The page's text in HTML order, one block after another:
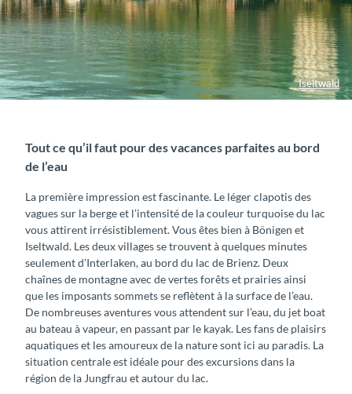
Iseltwald
Tout ce qu’il faut pour des vacances parfaites au bord
de l’eau
La première impression est fascinante. Le léger clapotis des
vagues sur la berge et l’intensité de la couleur turquoise du lac
vous attirent irrésistiblement. Vous êtes bien à Bönigen et
Iseltwald. Les deux villages se trouvent à quelques minutes
seulement d’Interlaken, au bord du lac de Brienz. Deux
chaînes de montagne avec de vertes forêts et prairies ainsi
que les imposants sommets se reflètent à la surface de l’eau.
De nombreuses aventures vous attendent sur l’eau, du jet boat
au bateau à vapeur, en passant par le kayak. Les fans de plaisirs
aquatiques et les amoureux de la nature sont ici au paradis. La
situation centrale est idéale pour des excursions dans la
région de la Jungfrau et autour du lac.